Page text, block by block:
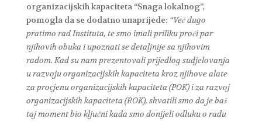
organizacijskih kapaciteta “Snaga lokalnog”,
pomogla da se dodatno unaprijede: “Već dugo
pratimo rad Instituta, te smo imali priliku proći par
njihovih obuka i upoznati se detaljnije sa njihovim
radom. Kad su nam prezentovali prijedlog sudjelovanja
u razvoju organizacijskih kapaciteta kroz njihove alate
za procjenu organizacijskih kapaciteta (POK) i za razvoj
organizacijskih kapaciteta (ROK), shvatili smo da je baš
taj moment bio ključni kada smo donijeli odluku o radu